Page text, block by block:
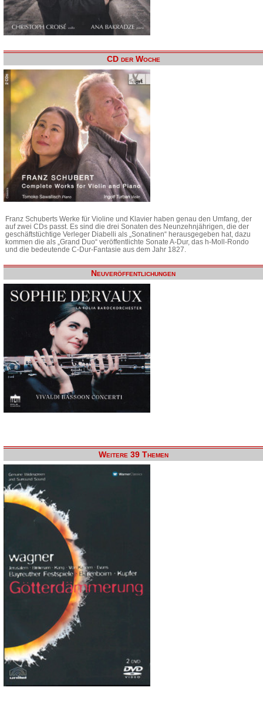
CD der Woche
Franz Schuberts Werke für Violine und Klavier haben genau den Umfang, der
auf zwei CDs passt. Es sind die drei Sonaten des Neunzehnjährigen, die der
geschäftstüchtige Verleger Diabelli als „Sonatinen“ herausgegeben hat, dazu
kommen die als „Grand Duo“ veröffentlichte Sonate A-Dur, das h-Moll-Rondo
und die bedeutende C-Dur-Fantasie aus dem Jahr 1827.
Neuveröffentlichungen
Weitere 39 Themen